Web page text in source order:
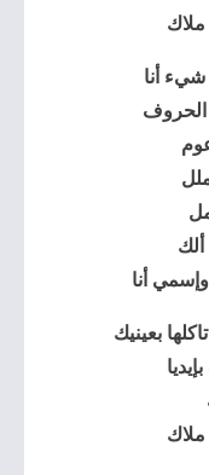
أنا
أنا
بعينيك